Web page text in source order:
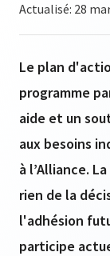
Actualisé: 28
Le plan
programme
aide et un
aux besoins
à l’Alliance.
rien de la
l'adhésion
participe